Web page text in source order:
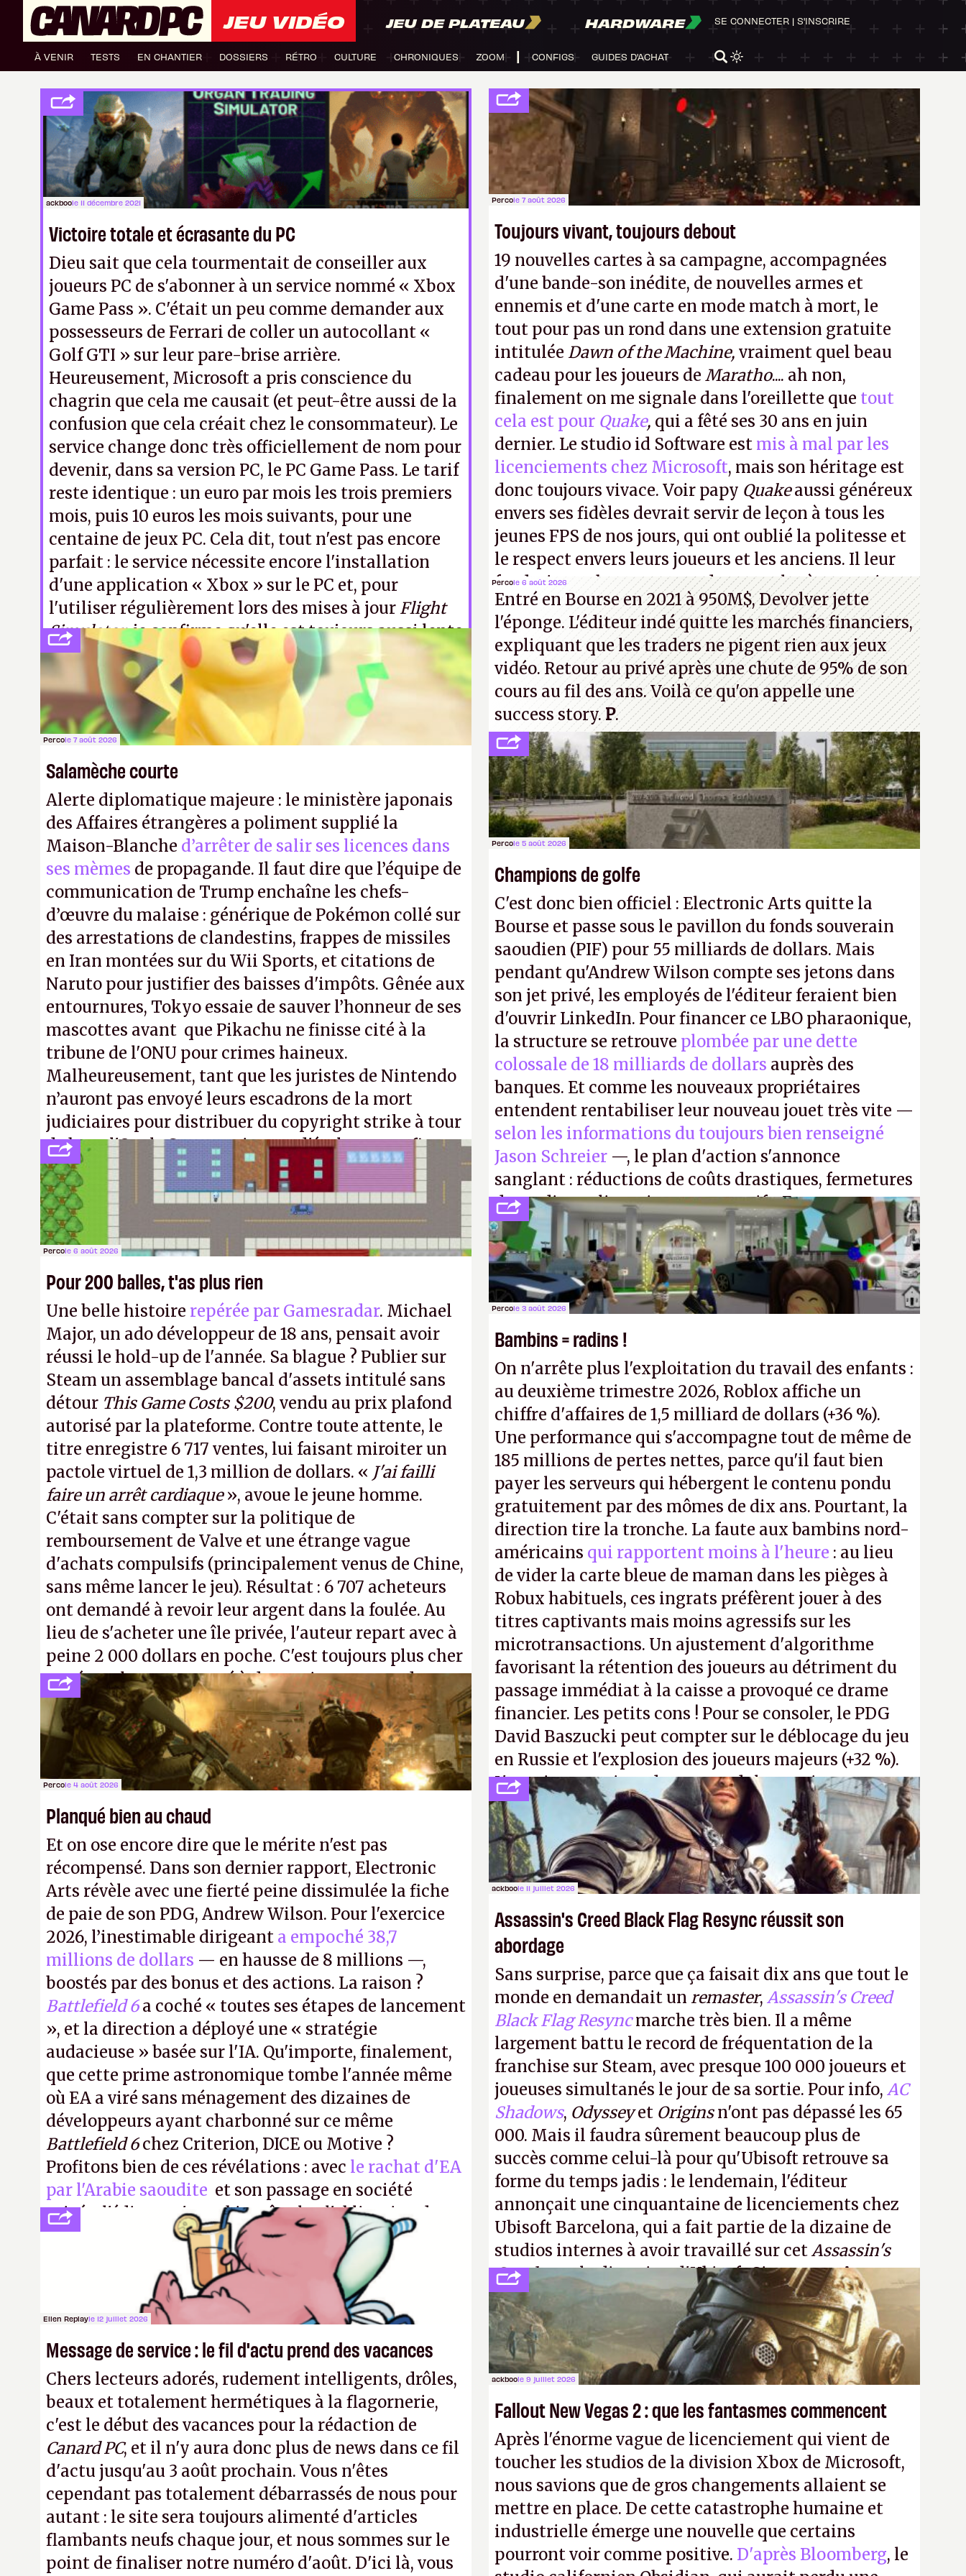
JEU VIDÉO JEU DE PLATEAU HARDWARE
À VENIR TESTS EN CHANTIER DOSSIERS RÉTRO CULTURE CHRONIQUES ZOOM CONFIGS GUIDES D'ACHAT
SE CONNECTER | S'INSCRIRE
ackboole 11 décembre 2021
Victoire totale et écrasante du PC
Dieu sait que cela tourmentait de conseiller aux
joueurs PC de s'abonner à un service nommé « Xbox
Game Pass ». C'était un peu comme demander aux
possesseurs de Ferrari de coller un autocollant «
Golf GTI » sur leur pare-brise arrière.
Heureusement, Microsoft a pris conscience du
chagrin que cela me causait (et peut-être aussi de la
confusion que cela créait chez le consommateur). Le
service change donc très officiellement de nom pour
devenir, dans sa version PC, le PC Game Pass. Le tarif
reste identique : un euro par mois les trois premiers
mois, puis 10 euros les mois suivants, pour une
centaine de jeux PC. Cela dit, tout n'est pas encore
parfait : le service nécessite encore l'installation
d'une application « Xbox » sur le PC et, pour
l'utiliser régulièrement lors des mises à jour Flight
Simulator, je confirme qu'elle est toujours aussi lente
et peu ergonomique.A.
Percole 7 août 2026
Toujours vivant, toujours debout
19 nouvelles cartes à sa campagne, accompagnées
d'une bande-son inédite, de nouvelles armes et
ennemis et d'une carte en mode match à mort, le
tout pour pas un rond dans une extension gratuite
intitulée Dawn of the Machine, vraiment quel beau
cadeau pour les joueurs de Maratho.... ah non,
finalement on me signale dans l'oreillette que tout
cela est pour Quake, qui a fêté ses 30 ans en juin
dernier. Le studio id Software est mis à mal par les
licenciements chez Microsoft, mais son héritage est
donc toujours vivace. Voir papy Quakeaussi généreux
envers ses fidèles devrait servir de leçon à tous les
jeunes FPS de nos jours, qui ont oublié la politesse et
le respect envers leurs joueurs et les anciens. Il leur
faudrait une bonne guerre des consoles à ces petits
cons ! P.
Percole 7 août 2026
Salamèche courte
Alerte diplomatique majeure : le ministère japonais
des Affaires étrangères a poliment supplié la
Maison-Blanche d’arrêter de salir ses licences dans
ses mèmes de propagande. Il faut dire que l’équipe de
communication de Trump enchaîne les chefs-
d’œuvre du malaise : générique de Pokémon collé sur
des arrestations de clandestins, frappes de missiles
en Iran montées sur du Wii Sports, et citations de
Naruto pour justifier des baisses d'impôts. Gênée aux
entournures, Tokyo essaie de sauver l’honneur de ses
mascottes avant que Pikachu ne finisse cité à la
tribune de l'ONU pour crimes haineux.
Malheureusement, tant que les juristes de Nintendo
n’auront pas envoyé leurs escadrons de la mort
judiciaires pour distribuer du copyright strike à tour
de bras, l'Oncle Sam continuera d'étaler sa confiture
intellectuelle sur vos souvenirs d'enfance.P.
Percole 6 août 2026
Entré en Bourse en 2021 à 950M$, Devolver jette
l'éponge. L'éditeur indé quitte les marchés financiers,
expliquant que les traders ne pigent rien aux jeux
vidéo. Retour au privé après une chute de 95% de son
cours au fil des ans. Voilà ce qu'on appelle une
success story.P.
Percole 6 août 2026
Pour 200 balles, t'as plus rien
Une belle histoire repérée par Gamesradar. Michael
Major, un ado développeur de 18 ans, pensait avoir
réussi le hold-up de l'année. Sa blague ? Publier sur
Steam un assemblage bancal d'assets intitulé sans
détour This Game Costs $200, vendu au prix plafond
autorisé par la plateforme. Contre toute attente, le
titre enregistre 6 717 ventes, lui faisant miroiter un
pactole virtuel de 1,3 million de dollars. « J'ai failli
faire un arrêt cardiaque», avoue le jeune homme.
C'était sans compter sur la politique de
remboursement de Valve et une étrange vague
d'achats compulsifs (principalement venus de Chine,
sans même lancer le jeu). Résultat : 6 707 acheteurs
ont demandé à revoir leur argent dans la foulée. Au
lieu de s'acheter une île privée, l'auteur repart avec à
peine 2 000 dollars en poche. C'est toujours plus cher
payé que le temps passé à dev, mais ça apprendra aux
petits malins qu'on ne braque pas Gabe Newell aussi
facilement.P.
Percole 5 août 2026
Champions de golfe
C'est donc bien officiel : Electronic Arts quitte la
Bourse et passe sous le pavillon du fonds souverain
saoudien (PIF) pour 55 milliards de dollars. Mais
pendant qu'Andrew Wilson compte ses jetons dans
son jet privé, les employés de l'éditeur feraient bien
d'ouvrir LinkedIn. Pour financer ce LBO pharaonique,
la structure se retrouve plombée par une dette
colossale de 18 milliards de dollars auprès des
banques. Et comme les nouveaux propriétaires
entendent rentabiliser leur nouveau jouet très vite —
selon les informations du toujours bien renseigné
Jason Schreier —, le plan d'action s'annonce
sanglant : réductions de coûts drastiques, fermetures
de studios et licenciements massifs. En gros, essorer
FCet Battlefield, puis virer le reste.P.
Percole 4 août 2026
Planqué bien au chaud
Et on ose encore dire que le mérite n'est pas
récompensé. Dans son dernier rapport, Electronic
Arts révèle avec une fierté peine dissimulée la fiche
de paie de son PDG, Andrew Wilson. Pour l'exercice
2026, l’inestimable dirigeant a empoché 38,7
millions de dollars — en hausse de 8 millions —,
boostés par des bonus et des actions. La raison ?
Battlefield 6a coché « toutes ses étapes de lancement
», et la direction a déployé une « stratégie
audacieuse » basée sur l'IA. Qu'importe, finalement,
que cette prime astronomique tombe l'année même
où EA a viré sans ménagement des dizaines de
développeurs ayant charbonné sur ce même
Battlefield 6chez Criterion, DICE ou Motive ?
Profitons bien de ces révélations : avec le rachat d'EA
par l'Arabie saoudite et son passage en société
privée, l'éditeur n'aura bientôt plus l'obligation de
publier ses bilans. Encore une victoire pour la
Percole 3 août 2026
Bambins = radins !
On n'arrête plus l'exploitation du travail des enfants :
au deuxième trimestre 2026, Roblox affiche un
chiffre d'affaires de 1,5 milliard de dollars (+36 %).
Une performance qui s'accompagne tout de même de
185 millions de pertes nettes, parce qu'il faut bien
payer les serveurs qui hébergent le contenu pondu
gratuitement par des mômes de dix ans. Pourtant, la
direction tire la tronche. La faute aux bambins nord-
américains qui rapportent moins à l'heure : au lieu
de vider la carte bleue de maman dans les pièges à
Robux habituels, ces ingrats préfèrent jouer à des
titres captivants mais moins agressifs sur les
microtransactions. Un ajustement d'algorithme
favorisant la rétention des joueurs au détriment du
passage immédiat à la caisse a provoqué ce drame
financier. Les petits cons ! Pour se consoler, le PDG
David Baszucki peut compter sur le déblocage du jeu
en Russie et l'explosion des joueurs majeurs (+32 %).
L'avenir appartient donc aux adultes, qui ne sont
jamais que des enfants avec du pouvoir d'achat.P.
Ellen Replayle 12 juillet 2026
Message de service : le fil d'actu prend des vacances
Chers lecteurs adorés, rudement intelligents, drôles,
beaux et totalement hermétiques à la flagornerie,
c'est le début des vacances pour la rédaction de
Canard PC, et il n'y aura donc plus de news dans ce fil
d'actu jusqu'au 3 août prochain. Vous n'êtes
cependant pas totalement débarrassés de nous pour
autant : le site sera toujours alimenté d'articles
flambants neufs chaque jour, et nous sommes sur le
point de finaliser notre numéro d'août. D'ici là, vous
ackboole 11 juillet 2026
Assassin's Creed Black Flag Resync réussit son
abordage
Sans surprise, parce que ça faisait dix ans que tout le
monde en demandait un remaster, Assassin's Creed
Black Flag Resyncmarche très bien. Il a même
largement battu le record de fréquentation de la
franchise sur Steam, avec presque 100 000 joueurs et
joueuses simultanés le jour de sa sortie. Pour info, AC
Shadows, Odysseyet Originsn'ont pas dépassé les 65
000. Mais il faudra sûrement beaucoup plus de
succès comme celui-là pour qu'Ubisoft retrouve sa
forme du temps jadis : le lendemain, l'éditeur
annonçait une cinquantaine de licenciements chez
Ubisoft Barcelona, qui a fait partie de la dizaine de
studios internes à avoir travaillé sur cetAssassin's
Creedsous la direction d'Ubisoft Singapour.A.
ackboole 9 juillet 2026
Fallout New Vegas 2 : que les fantasmes commencent
Après l'énorme vague de licenciement qui vient de
toucher les studios de la division Xbox de Microsoft,
nous savions que de gros changements allaient se
mettre en place. De cette catastrophe humaine et
industrielle émerge une nouvelle que certains
pourront voir comme positive. D'après Bloomberg, le